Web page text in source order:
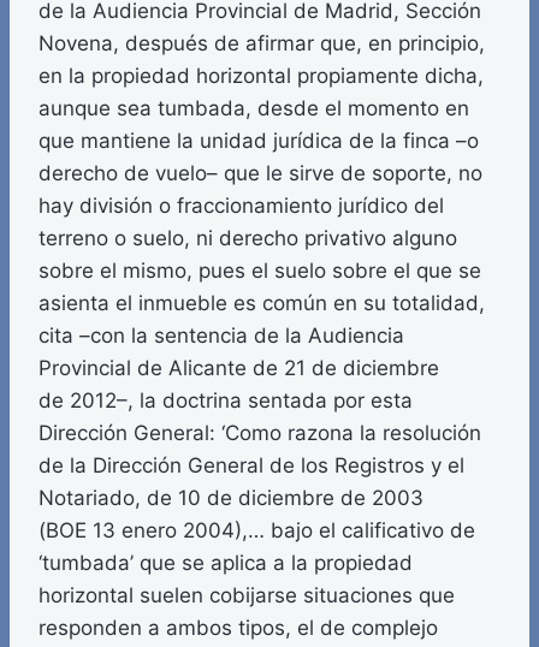
de la Audiencia Provincial de Madrid, Sección
Novena, después de afirmar que, en principio,
en la propiedad horizontal propiamente dicha,
aunque sea tumbada, desde el momento en
que mantiene la unidad jurídica de la finca –o
derecho de vuelo– que le sirve de soporte, no
hay división o fraccionamiento jurídico del
terreno o suelo, ni derecho privativo alguno
sobre el mismo, pues el suelo sobre el que se
asienta el inmueble es común en su totalidad,
cita –con la sentencia de la Audiencia
Provincial de Alicante de 21 de diciembre
de 2012–, la doctrina sentada por esta
Dirección General: ‘Como razona la resolución
de la Dirección General de los Registros y el
Notariado, de 10 de diciembre de 2003
(BOE 13 enero 2004),… bajo el calificativo de
‘tumbada’ que se aplica a la propiedad
horizontal suelen cobijarse situaciones que
responden a ambos tipos, el de complejo